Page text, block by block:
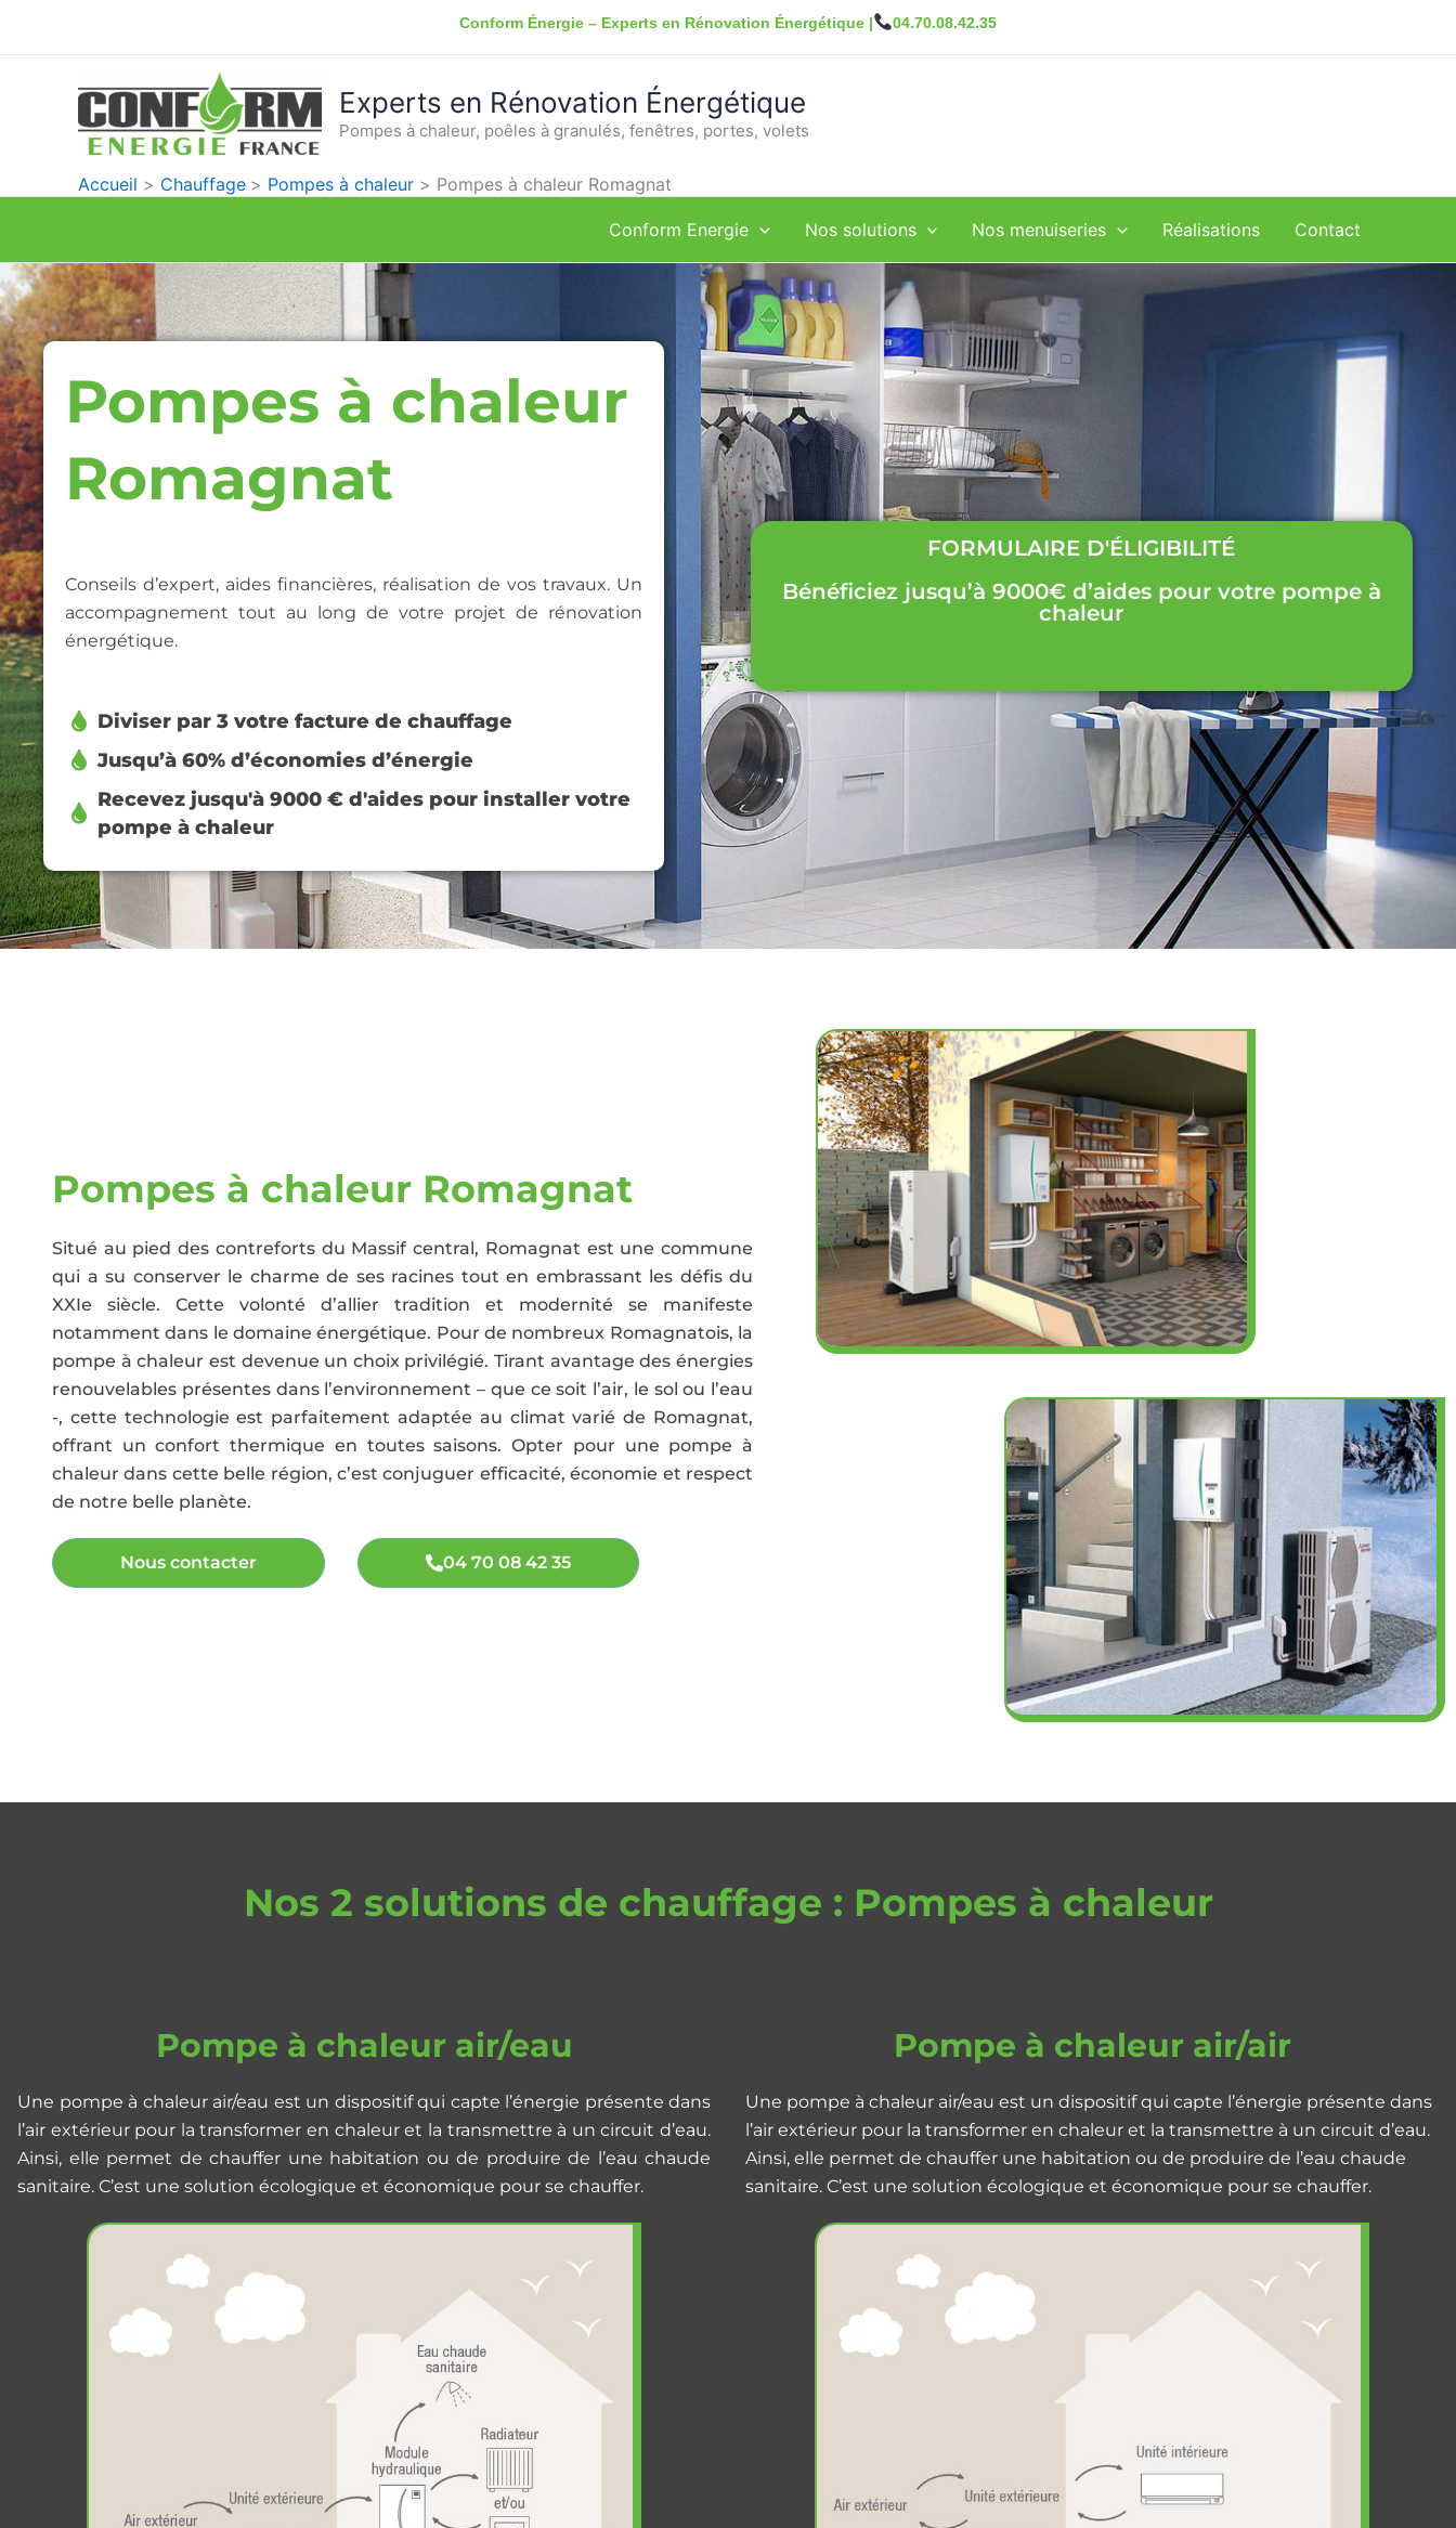
Conform Énergie – Experts en Rénovation Énergétique | 04.70.08.42.35
Experts en Rénovation Énergétique
Pompes à chaleur, poêles à granulés, fenêtres, portes, volets
Accueil Chauffage Pompes à chaleur Pompes à chaleur Romagnat
Conform Energie Nos solutions Nos menuiseries Réalisations Contact
Pompes à chaleur
Romagnat
Conseils d’expert, aides financières, réalisation de vos travaux. Un
accompagnement tout au long de votre projet de rénovation
énergétique.
Diviser par 3 votre facture de chauffage
Jusqu’à 60% d’économies d’énergie
Recevez jusqu'à 9000 € d'aides pour installer votre
pompe à chaleur
FORMULAIRE D'ÉLIGIBILITÉ
Bénéficiez jusqu’à 9000€ d’aides pour votre pompe à
chaleur
Pompes à chaleur Romagnat
Situé au pied des contreforts du Massif central, Romagnat est une commune
qui a su conserver le charme de ses racines tout en embrassant les défis du
XXIe siècle. Cette volonté d’allier tradition et modernité se manifeste
notamment dans le domaine énergétique. Pour de nombreux Romagnatois, la
pompe à chaleur est devenue un choix privilégié. Tirant avantage des énergies
renouvelables présentes dans l’environnement – que ce soit l’air, le sol ou l’eau
-, cette technologie est parfaitement adaptée au climat varié de Romagnat,
offrant un confort thermique en toutes saisons. Opter pour une pompe à
chaleur dans cette belle région, c’est conjuguer efficacité, économie et respect
de notre belle planète.
Nous contacter 04 70 08 42 35
Nos 2 solutions de chauffage : Pompes à chaleur
Pompe à chaleur air/eau
Une pompe à chaleur air/eau est un dispositif qui capte l’énergie présente dans
l’air extérieur pour la transformer en chaleur et la transmettre à un circuit d’eau.
Ainsi, elle permet de chauffer une habitation ou de produire de l’eau chaude
sanitaire. C’est une solution écologique et économique pour se chauffer.
Pompe à chaleur air/air
Une pompe à chaleur air/eau est un dispositif qui capte l’énergie présente dans
l’air extérieur pour la transformer en chaleur et la transmettre à un circuit d’eau.
Ainsi, elle permet de chauffer une habitation ou de produire de l’eau chaude
sanitaire. C’est une solution écologique et économique pour se chauffer.